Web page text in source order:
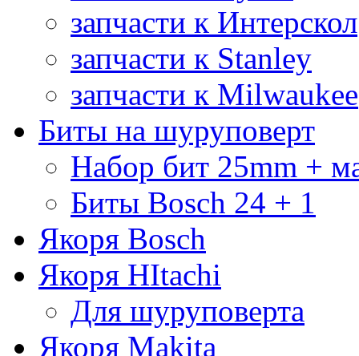
запчасти к Интерскол
запчасти к Stanley
запчасти к Milwaukee
Биты на шуруповерт
Набор бит 25mm +
Биты Bosch 24 + 1
Якоря Bosch
Якоря HItachi
Для шуруповерта
Якоря Makita